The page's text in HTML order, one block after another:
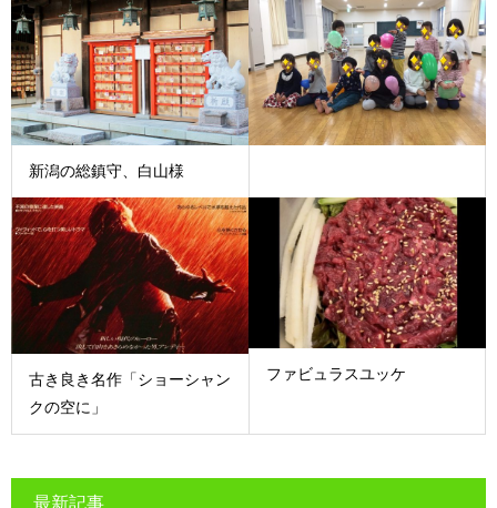
新潟の総鎮守、白山様
古き良き名作「ショーシャン
クの空に」
ファビュラスユッケ
最新記事